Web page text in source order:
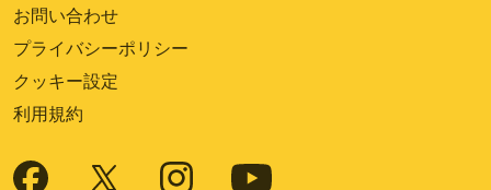
お問い合わせ
プライバシーポリシー
クッキー設定
利用規約